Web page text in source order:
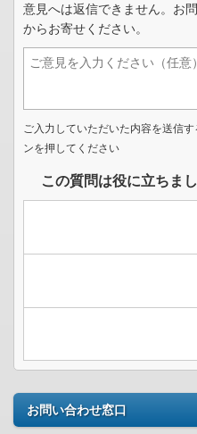
意見へは返信できません。お
からお寄せください。
ご入力していただいた内容を送信
ンを押してください
この質問は役に立ちま
お問い合わせ窓口